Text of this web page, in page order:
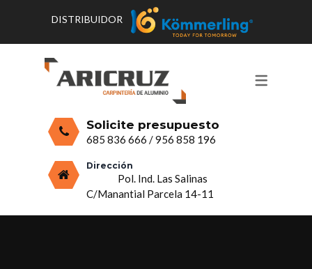
PRODUCTOS
PUERTAS, VENTANAS Y
CERRAMIENTOS, PORCHES Y TECHOS
ALUMINIO
CONTACTO Y HORARIOS
PRESUPUESTO
DISTRIBUIDOR
Solicite presupuesto
685 836 666 /956 858 196
Dirección
Pol. Ind. Las Salinas
C/Manantial Parcela 14-11